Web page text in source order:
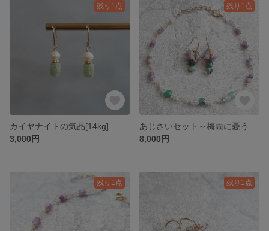
残り1点
カイヤナイトの気品[14kg]
3,000円
残り1点
8,000円
残り1点 残り1点